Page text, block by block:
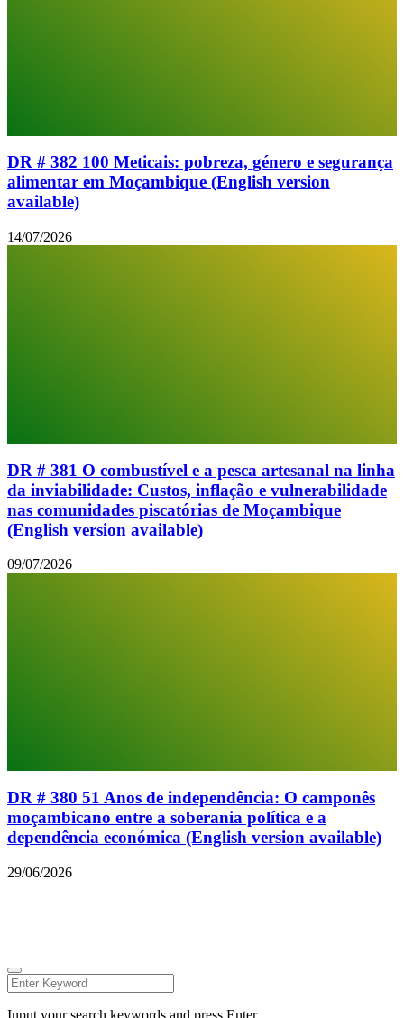
DR # 382 100 Meticais: pobreza, género e segurança
alimentar em Moçambique (English version
available)
14/07/2026
DR # 381 O combustível e a pesca artesanal na linha
da inviabilidade: Custos, inflação e vulnerabilidade
nas comunidades piscatórias de Moçambique
(English version available)
09/07/2026
DR # 380 51 Anos de independência: O camponês
moçambicano entre a soberania política e a
dependência económica (English version available)
29/06/2026
Input your search keywords and press Enter.